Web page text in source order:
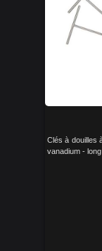
Clés à douilles
vanadium -